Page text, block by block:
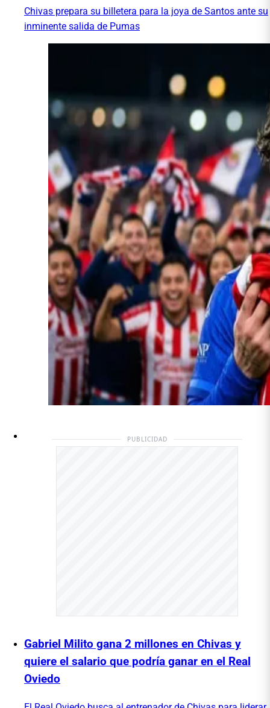
Chivas prepara su billetera para la joya de Santos ante su
inminente salida de Pumas
PUBLICIDAD
Gabriel Milito gana 2 millones en Chivas y
quiere el salario que podría ganar en el Real
Oviedo